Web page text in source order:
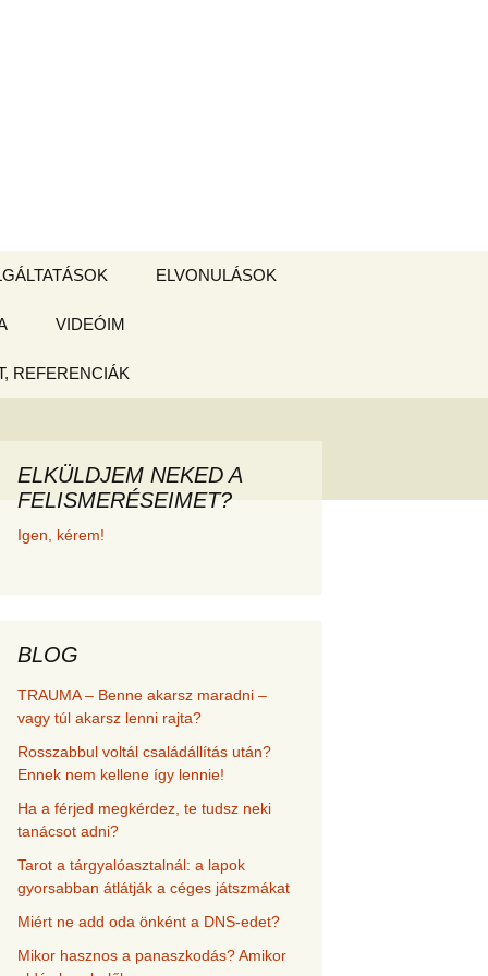
BOLT
ELVONULÁSOK
VIDEÓIM
REFERENCIÁK
az új
és
ELKÜLDJEM NEKED A
FELISMERÉSEIMET?
Igen, kérem!
BLOG
TRAUMA – Benne akarsz maradni –
vagy túl akarsz lenni rajta?
Rosszabbul voltál családállítás után?
Ennek nem kellene így lennie!
Ha a férjed megkérdez, te tudsz neki
tanácsot adni?
Tarot a tárgyalóasztalnál: a lapok
gyorsabban átlátják a céges játszmákat
Miért ne add oda önként a DNS-edet?
Mikor hasznos a panaszkodás? Amikor